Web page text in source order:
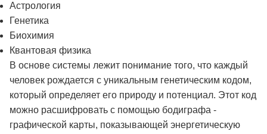
Астрология
Генетика
Биохимия
Квантовая физика
В основе системы лежит понимание того, что каждый
человек рождается с уникальным генетическим кодом,
который определяет его природу и потенциал. Этот код
можно расшифровать с помощью бодиграфа -
графической карты, показывающей энергетическую